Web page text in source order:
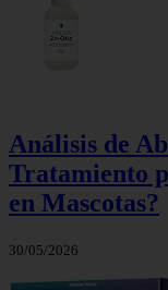
Análisis de
Tratamiento
en Mascotas?
30/05/2026